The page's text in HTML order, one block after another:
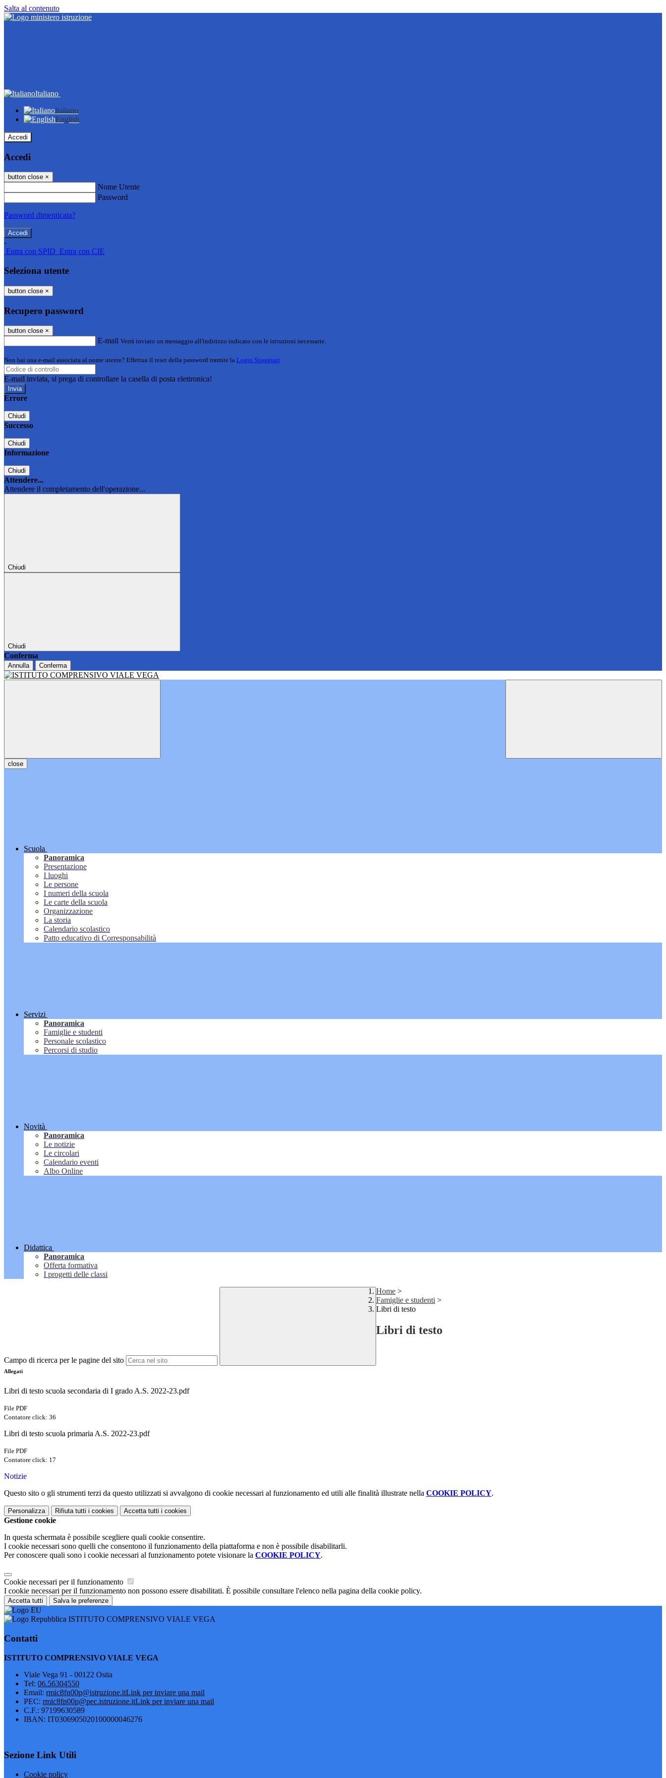
Salta al contenuto
Italiano
Italiano
English
Accedi
Accedi
button close ×
Nome Utente
Password
Password dimenticata?
-
Entra con SPID Entra con CIE
Seleziona utente
button close ×
Recupero password
button close ×
E-mail Verrà inviato un messaggio all'indirizzo indicato con le istruzioni necessarie.
Non hai una e-mail associata al nome utente? Effettua il reset della password tramite la Login Spaggiari
E-mail inviata, si prega di controllare la casella di posta elettronica!
Errore
Chiudi
Successo
Chiudi
Informazione
Chiudi
Attendere...
Attendere il completamento dell'operazione...
Chiudi
Chiudi
Conferma
Annulla Conferma
close
Scuola
Panoramica
Presentazione
I luoghi
Le persone
I numeri della scuola
Le carte della scuola
Organizzazione
La storia
Calendario scolastico
Patto educativo di Corresponsabilità
Servizi
Panoramica
Famiglie e studenti
Personale scolastico
Percorsi di studio
Novità
Panoramica
Le notizie
Le circolari
Calendario eventi
Albo Online
Didattica
Panoramica
Offerta formativa
I progetti delle classi
Campo di ricerca per le pagine del sito
Home >
Famiglie e studenti >
Libri di testo
Libri di testo
Allegati
Libri di testo scuola secondaria di I grado A.S. 2022-23.pdf
File PDF
Contatore click: 36
Libri di testo scuola primaria A.S. 2022-23.pdf
File PDF
Contatore click: 17
Notizie
Questo sito o gli strumenti terzi da questo utilizzati si avvalgono di cookie necessari al funzionamento ed utili alle finalità illustrate nella COOKIE POLICY.
Personalizza Rifiuta tutti i cookies Accetta tutti i cookies
Gestione cookie
In questa schermata è possibile scegliere quali cookie consentire.
I cookie necessari sono quelli che consentono il funzionamento della piattaforma e non è possibile disabilitarli.
Per conoscere quali sono i cookie necessari al funzionamento potete visionare la COOKIE POLICY.
Cookie necessari per il funzionamento
I cookie necessari per il funzionamento non possono essere disabilitati. È possibile consultare l'elenco nella pagina della cookie policy.
Accetta tutti Salva le preferenze
ISTITUTO COMPRENSIVO VIALE VEGA
Contatti
ISTITUTO COMPRENSIVO VIALE VEGA
Viale Vega 91 - 00122 Ostia
Tel: 06.56304550
Email: rmic8fn00p@istruzione.itLink per inviare una mail
PEC: rmic8fn00p@pec.istruzione.itLink per inviare una mail
C.F.: 97199630589
IBAN: IT0306905020100000046276
Sezione Link Utili
Cookie policy